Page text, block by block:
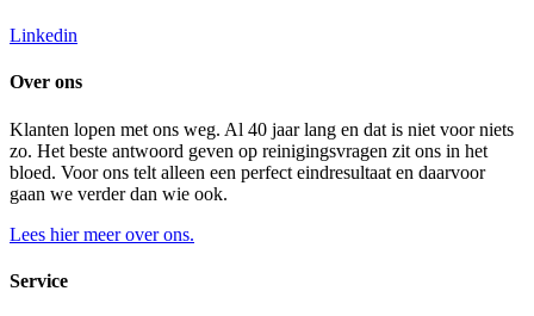
Linkedin
Over ons
Klanten lopen met ons weg. Al 40 jaar lang en dat is niet voor niets
zo. Het beste antwoord geven op reinigingsvragen zit ons in het
bloed. Voor ons telt alleen een perfect eindresultaat en daarvoor
gaan we verder dan wie ook.
Lees hier meer over ons.
Service